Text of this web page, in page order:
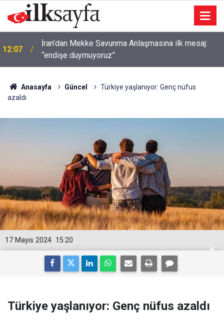
12:07
İran’dan Mekke Savunma Anlaşmasına ilk mesaj:
“endişe duymuyoruz”
Anasayfa Güncel
Türkiye yaşlanıyor: Genç nüfus
azaldı
15:20
17 Mayıs 2024
Türkiye yaşlanıyor: Genç nüfus azaldı